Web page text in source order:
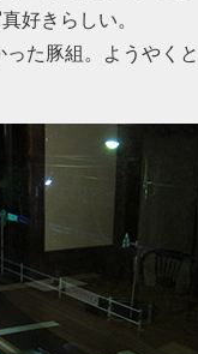
好きらしい。
た豚組。ようやく